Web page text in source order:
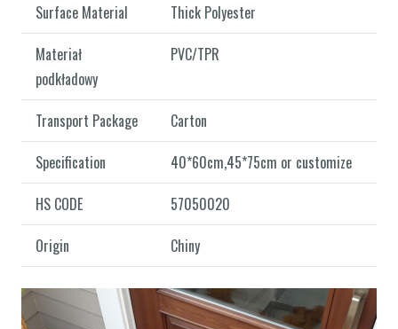
Surface Material
Thick Polyester
Materiał
podkładowy
PVC/TPR
Transport Package
Carton
Specification
40*60cm,45*75cm or customize
HS CODE
57050020
Origin
Chiny